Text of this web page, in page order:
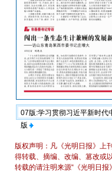
07版:学习贯彻习近平新时
版